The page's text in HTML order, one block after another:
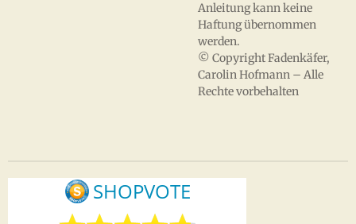
Anleitung kann keine
Haftung übernommen
werden.
© Copyright Fadenkäfer,
Carolin Hofmann – Alle
Rechte vorbehalten